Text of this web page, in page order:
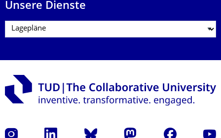
Unsere Dienste
Instagram LinkedIn Bluesky Mastodon Facebook